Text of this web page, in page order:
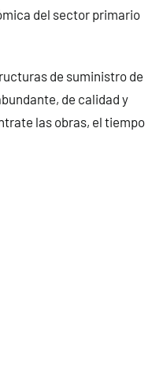
del sector primario
de suministro de
de calidad y
las obras, el tiempo